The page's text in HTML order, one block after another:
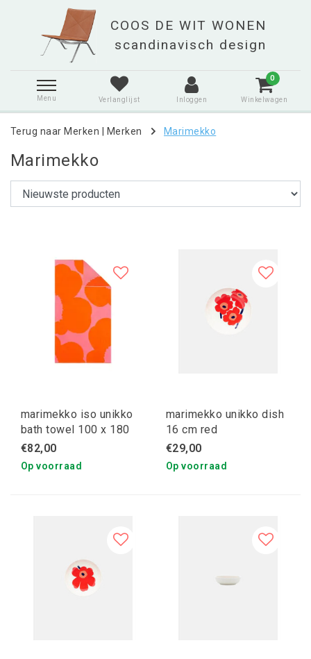
Menu Verlanglijst Inloggen
0
Winkelwagen
Terug naar Merken Merken Marimekko
Marimekko
marimekko iso unikko
bath towel 100 x 180
cm orange-pink
€82,00
Op voorraad
marimekko unikko dish
16 cm red
€29,00
Op voorraad